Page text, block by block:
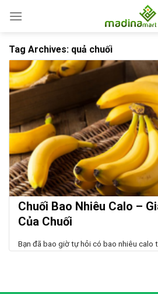
Tag Archives: quả chuối
Chuối Bao Nhiêu Calo –
Của Chuối
Bạn đã bao giờ tự hỏi có bao nhiêu calo